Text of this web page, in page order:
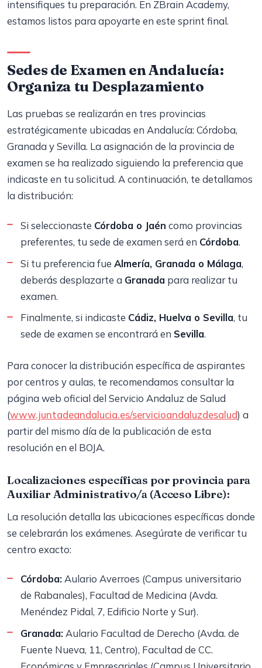
intensifiques tu preparación. En ZBrain Academy,
estamos listos para apoyarte en este sprint final.
Sedes de Examen en Andalucía:
Organiza tu Desplazamiento
Las pruebas se realizarán en tres provincias
estratégicamente ubicadas en Andalucía: Córdoba,
Granada y Sevilla. La asignación de la provincia de
examen se ha realizado siguiendo la preferencia que
indicaste en tu solicitud. A continuación, te detallamos
la distribución:
Si seleccionaste Córdoba o Jaén como provincias
preferentes, tu sede de examen será en Córdoba.
Si tu preferencia fueAlmería, Granada o Málaga,
deberás desplazarte a Granada para realizar tu
examen.
Finalmente, si indicaste Cádiz, Huelva o Sevilla, tu
sede de examen se encontrará en Sevilla.
Para conocer la distribución específica de aspirantes
por centros y aulas, te recomendamos consultar la
página web oficial del Servicio Andaluz de Salud
(www.juntadeandalucia.es/servicioandaluzdesalud) a
partir del mismo día de la publicación de esta
resolución en el BOJA.
Localizaciones específicas por provincia para
Auxiliar Administrativo/a (Acceso Libre):
La resolución detalla las ubicaciones específicas donde
se celebrarán los exámenes. Asegúrate de verificar tu
centro exacto:
Córdoba: Aulario Averroes (Campus universitario
de Rabanales), Facultad de Medicina (Avda.
Menéndez Pidal, 7, Edificio Norte y Sur).
Granada: Aulario Facultad de Derecho (Avda. de
Fuente Nueva, 11, Centro), Facultad de CC.